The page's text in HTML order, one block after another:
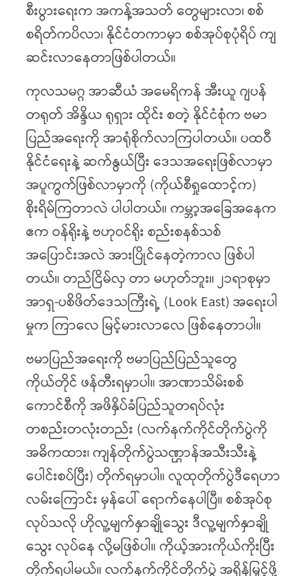
စီးပွားရေးက အကန့်အသတ် တွေများလာ၊ စစ်
စရိတ်ကပိလာ၊ နိုင်ငံတကာမှာ စစ်အုပ်စုပုံရိပ် ကျ
ဆင်းလာနေတာဖြစ်ပါတယ်။
ကုလသမဂ္ဂ အာဆီယံ အမေရိကန် အီးယူ ဂျပန်
တရုတ် အိန္ဒိယ ရုရှား ထိုင်း စတဲ့ နိုင်ငံစုံက ဗမာ
ပြည်အရေးကို အာရုံစိုက်လာကြပါတယ်။ ပထဝီ
နိုင်ငံရေးနဲ့ ဆက်နွယ်ပြီး ဒေသအရေးဖြစ်လာမှာ
အပူကွက်ဖြစ်လာမှာကို (ကိုယ်စီရှုထောင့်က)
စိုးရိမ်ကြတာလဲ ပါပါတယ်။ ကမ္ဘာ့အခြေအနေက
ဧက ဝန်ရိုးနဲ့ ဗဟုဝင်ရိုး စည်းစနစ်သစ်
အပြောင်းအလဲ အားပြိုင်နေတဲ့ကာလ ဖြစ်ပါ
တယ်။ တည်ငြိမ်လှ တာ မဟုတ်ဘူး။ ၂၁ရာစုမှာ
အာရှ-ပစိဖိတ်ဒေသကြီးရဲ့ (Look East) အရေးပါ
မှုက ကြာလေ မြင့်မားလာလေ ဖြစ်နေတာပါ။
ဗမာပြည်အရေးကို ဗမာပြည်ပြည်သူတွေ
ကိုယ်တိုင် ဖန်တီးရမှာပါ။ အာဏာသိမ်းစစ်
ကောင်စီကို အဖိနှိပ်ခံပြည်သူတရပ်လုံး
တစည်းတလုံးတည်း (လက်နက်ကိုင်တိုက်ပွဲကို
အဓိကထား၊ ကျန်တိုက်ပွဲသဏ္ဌာန်အသီးသီးနဲ့
ပေါင်းစပ်ပြီး) တိုက်ရမှာပါ။ လူထုတိုက်ပွဲဒီရေဟာ
လမ်းကြောင်း မှန်ပေါ် ရောက်နေပါပြီ။ စစ်အုပ်စု
လုပ်သလို ဟိုလူ့မျက်နှာချိုသွေး ဒီလူ့မျက်နှာချို
သွေး လုပ်နေ လို့မဖြစ်ပါ။ ကိုယ့်အားကိုယ်ကိုးပြီး
တိုက်ရပါမယ်။ လက်နက်ကိုင်တိုက်ပွဲ အရှိန်မြှင့်ဖို့